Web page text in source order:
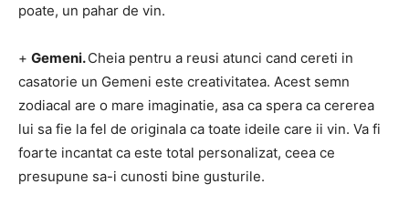
poate, un pahar de vin.
+ Gemeni.Cheia pentru a reusi atunci cand cereti in
casatorie un Gemeni este creativitatea. Acest semn
zodiacal are o mare imaginatie, asa ca spera ca cererea
lui sa fie la fel de originala ca toate ideile care ii vin. Va fi
foarte incantat ca este total personalizat, ceea ce
presupune sa-i cunosti bine gusturile.